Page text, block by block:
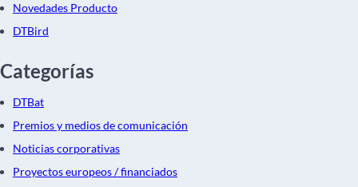
Novedades Producto
DTBird
Categorías
DTBat
Premios y medios de comunicación
Noticias corporativas
Proyectos europeos / financiados